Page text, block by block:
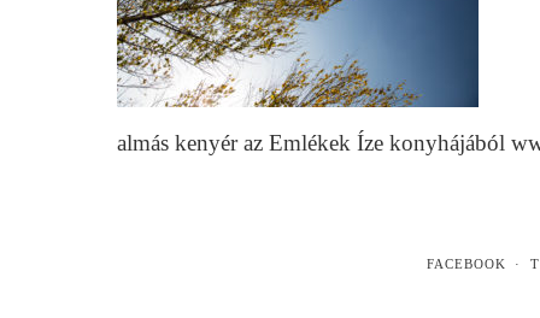
almás kenyér az Emlékek Íze konyhájából
FACEBOOK